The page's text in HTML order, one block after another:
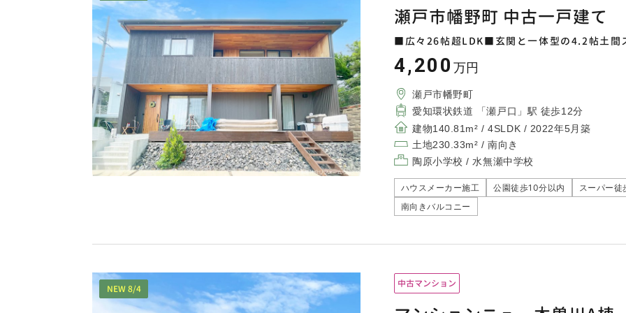
瀬戸市幡野町 中古一戸建て
■広々26帖超LDK■玄関と一体型の4.2帖土間
4,200 万円
瀬戸市幡野町
愛知環状鉄道 「瀬戸口」駅 徒歩12分
建物140.81m² / 4SLDK / 2022年5月築
土地230.33m² / 南向き
陶原小学校 / 水無瀬中学校
ハウスメーカー施工 公園徒歩10分以内
スーパー徒
南向きバルコニー
NEW 8/4 中古マンション